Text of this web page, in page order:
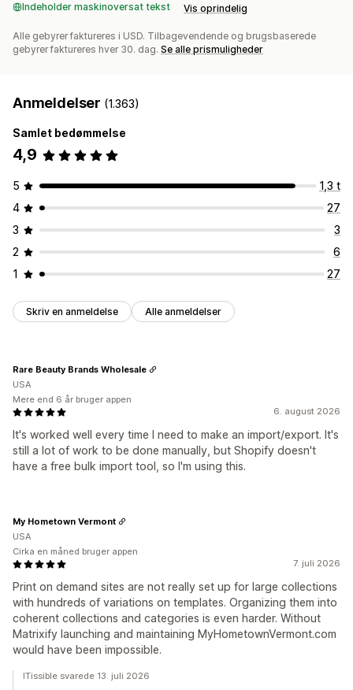
Indeholder maskinoversat tekst Vis oprindelig
Alle gebyrer faktureres i USD. Tilbagevendende og brugsbaserede
gebyrer faktureres hver 30. dag. Se alle prismuligheder
Anmeldelser (1.363)
Samlet bedømmelse
4,9
5
1,3 t
4
27
3
3
2
6
1
27
Skriv en anmeldelse Alle anmeldelser
6. august 2026
It's worked well every time I need to make an import/export. It's
still a lot of work to be done manually, but Shopify doesn't
have a free bulk import tool, so I'm using this.
Rare Beauty Brands Wholesale
USA
Mere end 6 år bruger appen
7. juli 2026
Print on demand sites are not really set up for large collections
with hundreds of variations on templates. Organizing them into
coherent collections and categories is even harder. Without
Matrixify launching and maintaining MyHometownVermont.com
would have been impossible.
My Hometown Vermont
USA
Cirka en måned bruger appen
ITissible svarede 13. juli 2026